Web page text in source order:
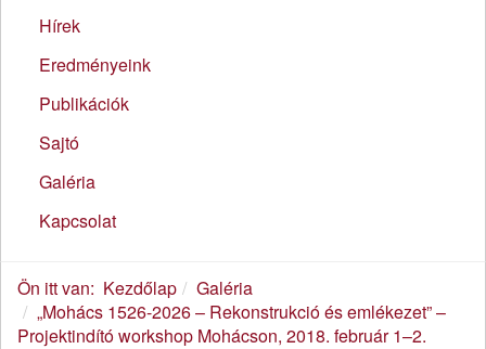
Hírek
Eredményeink
Publikációk
Sajtó
Galéria
Kapcsolat
Ön itt van: Kezdőlap
Galéria
„Mohács 1526-2026 – Rekonstrukció és emlékezet” –
Projektindító workshop Mohácson, 2018. február 1–2.